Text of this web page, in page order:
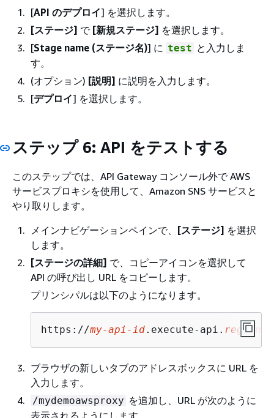
[API のデプロイ] を選択します。
[ステージ] で [新規ステージ] を選択します。
[Stage name (ステージ名)] に test と入力しま
す。
(オプション) [説明] に説明を入力します。
[デプロイ] を選択します。
ステップ 6: API をテストする
このステップでは、API Gateway コンソール外で AWS
サービスプロキシを使用して、Amazon SNS サービスと
やり取りします。
メインナビゲーションペインで、 [ステージ] を選択
します。
[ステージの詳細] で、コピーアイコンを選択して
API の呼び出し URL をコピーします。
プリンシパルは以下のようになります。
https://my-api-id.execute-api. region-
ブラウザの新しいタブのアドレスボックスに URL を
入力します。
/mydemoawsproxy を追加し、URL が次のように
表示されるようにします。